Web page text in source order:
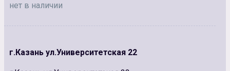
нет в наличии
г.Казань ул.Университетская 22